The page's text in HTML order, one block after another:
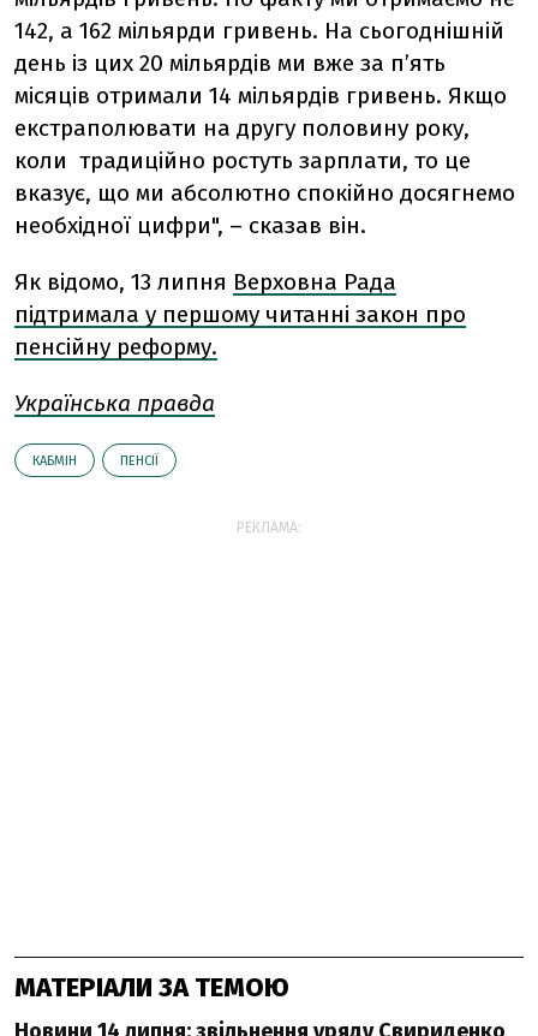
142, а 162 мільярди гривень. На сьогоднішній
день із цих 20 мільярдів ми вже за п’ять
місяців отримали 14 мільярдів гривень. Якщо
екстраполювати на другу половину року,
коли традиційно ростуть зарплати, то це
вказує, що ми абсолютно спокійно досягнемо
необхідної цифри", – сказав він.
Як відомо, 13 липня Верховна Рада
підтримала у першому читанні закон про
пенсійну реформу.
Українська правда
КАБМІН ПЕНСІЇ
РЕКЛАМА:
МАТЕРІАЛИ ЗА ТЕМОЮ